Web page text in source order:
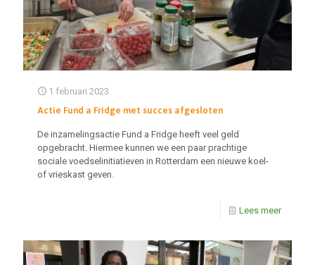
1 februari 2023
Actie Fund a Fridge met succes afgesloten
De inzamelingsactie Fund a Fridge heeft veel geld
opgebracht. Hiermee kunnen we een paar prachtige
sociale voedselinitiatieven in Rotterdam een nieuwe koel-
of vrieskast geven.
Lees meer